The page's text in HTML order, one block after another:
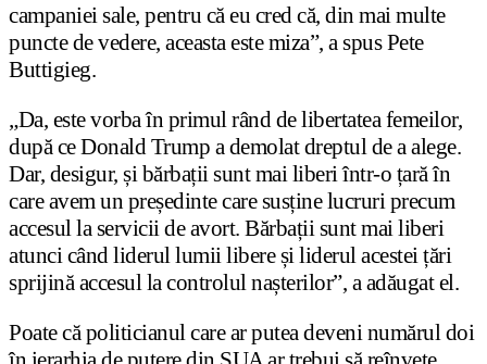
campaniei sale, pentru că eu cred că, din mai multe
puncte de vedere, aceasta este miza”, a spus Pete
Buttigieg.
„Da, este vorba în primul rând de libertatea femeilor,
după ce Donald Trump a demolat dreptul de a alege.
Dar, desigur, și bărbații sunt mai liberi într-o țară în
care avem un președinte care susține lucruri precum
accesul la servicii de avort. Bărbații sunt mai liberi
atunci când liderul lumii libere și liderul acestei țări
sprijină accesul la controlul nașterilor”, a adăugat el.
Poate că politicianul care ar putea deveni numărul doi